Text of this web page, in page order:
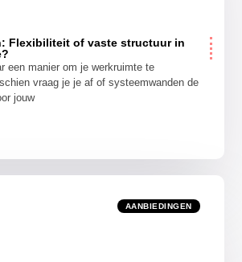
Flexibiliteit of vaste structuur in
een manier om je werkruimte te
vraag je je af of systeemwanden de
jouw
AANBIEDINGEN